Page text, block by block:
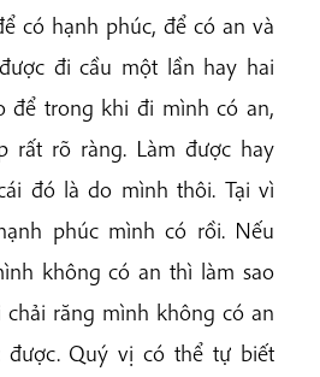
có hạnh phúc, để có an và
đi cầu một lần hay hai
để trong khi đi mình có an,
rất rõ ràng. Làm được hay
đó là do mình thôi. Tại vì
phúc mình có rồi. Nếu
không có an thì làm sao
răng mình không có an
được. Quý vị có thể tự biết